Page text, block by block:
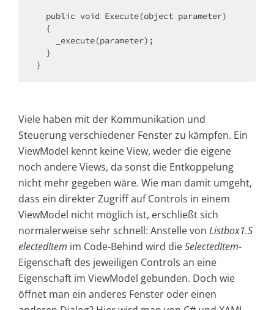
Viele haben mit der Kommunikation und
Steuerung verschiedener Fenster zu kämpfen. Ein
ViewModel kennt keine View, weder die eigene
noch andere Views, da sonst die Entkoppelung
nicht mehr gegeben wäre. Wie man damit umgeht,
dass ein direkter Zugriff auf Controls in einem
ViewModel nicht möglich ist, erschließt sich
normalerweise sehr schnell: Anstelle von Listbox1.S
electedItem im Code-Behind wird dieSelectedItem-
Eigenschaft des jeweiligen Controls an eine
Eigenschaft im ViewModel gebunden. Doch wie
öffnet man ein anderes Fenster oder einen